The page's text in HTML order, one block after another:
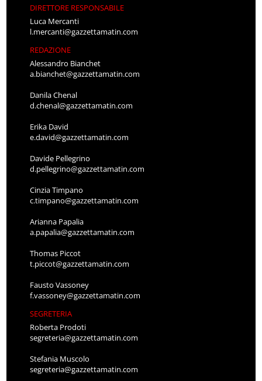
DIRETTORE RESPONSABILE
Luca Mercanti
l.mercanti@gazzettamatin.com
REDAZIONE
Alessandro Bianchet
a.bianchet@gazzettamatin.com
Danila Chenal
d.chenal@gazzettamatin.com
Erika David
e.david@gazzettamatin.com
Davide Pellegrino
d.pellegrino@gazzettamatin.com
Cinzia Timpano
c.timpano@gazzettamatin.com
Arianna Papalia
a.papalia@gazzettamatin.com
Thomas Piccot
t.piccot@gazzettamatin.com
Fausto Vassoney
f.vassoney@gazzettamatin.com
SEGRETERIA
Roberta Prodoti
segreteria@gazzettamatin.com
Stefania Muscolo
segreteria@gazzettamatin.com